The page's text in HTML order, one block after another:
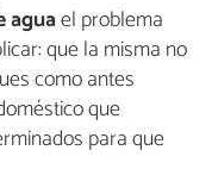
aguael problema
que la misma no
como antes
que
para que